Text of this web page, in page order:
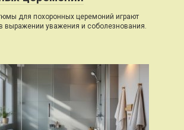
для похоронных церемоний играют
выражении уважения и соболезнования.